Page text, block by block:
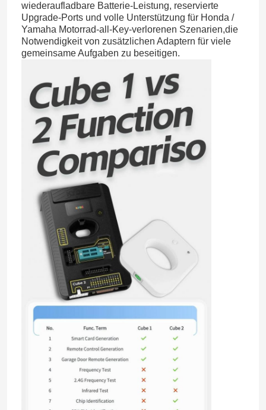
Produkte
Videos
Über uns
Fabrik Tour
Qualitätskontrolle
Kontakt
Nachrichten
Alle Fälle
Selbstschlüssel
wiederaufladbare Batterie-Leistung, reservierte
Upgrade-Ports und volle Unterstützung für Honda /
Yamaha Motorrad-all-Key-verlorenen Szenarien,die
Notwendigkeit von zusätzlichen Adaptern für viele
gemeinsame Aufgaben zu beseitigen.